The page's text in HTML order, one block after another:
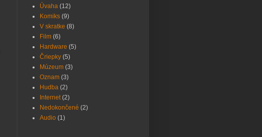
Úvaha (12)
Komiks (9)
V skratke (8)
Film (6)
Hardware (5)
Čriepky (5)
Múzeum (3)
Oznam (3)
Hudba (2)
Internet (2)
Nedokončené (2)
Audio (1)